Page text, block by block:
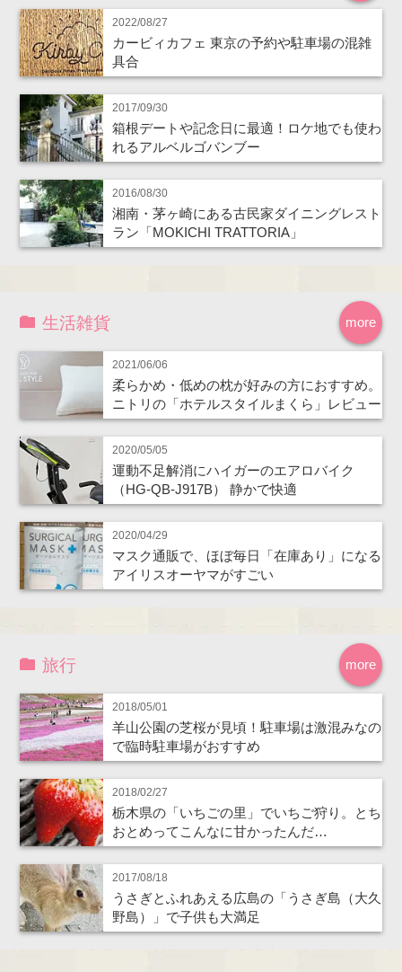
2022/08/27
カービィカフェ 東京の予約や駐車場の混雑
具合
2017/09/30
箱根デートや記念日に最適！ロケ地でも使わ
れるアルベルゴバンブー
2016/08/30
湘南・茅ヶ崎にある古民家ダイニングレスト
ラン「MOKICHI TRATTORIA」
more
生活雑貨
2021/06/06
柔らかめ・低めの枕が好みの方におすすめ。
ニトリの「ホテルスタイルまくら」レビュー
2020/05/05
運動不足解消にハイガーのエアロバイク
（HG-QB-J917B） 静かで快適
2020/04/29
マスク通販で、ほぼ毎日「在庫あり」になる
アイリスオーヤマがすごい
more
旅行
2018/05/01
羊山公園の芝桜が見頃！駐車場は激混みなの
で臨時駐車場がおすすめ
2018/02/27
栃木県の「いちごの里」でいちご狩り。とち
おとめってこんなに甘かったんだ…
2017/08/18
うさぎとふれあえる広島の「うさぎ島（大久
野島）」で子供も大満足